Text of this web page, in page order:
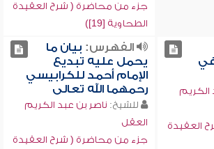
جزء من محاضرة ( شرح العقيدة
الطحاوية [19])
في
الكريم
العقيدة
الفهرس: بيان ما
يحمل عليه تبديع
الإمام أحمد للكرابيسي
رحمهما الله تعالى
للشيخ: ناصر بن عبد الكريم
العقل
جزء من محاضرة ( شرح العقيدة